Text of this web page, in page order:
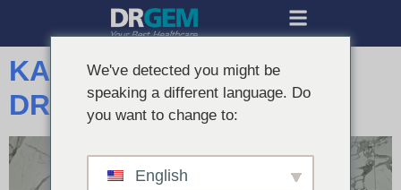
KAPRS thăm Nhà máy
DRGEM Gimcheon
We've detected you might be
speaking a different language. Do
you want to change to:
English